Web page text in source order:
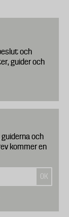
och
guider och
och
kommer en